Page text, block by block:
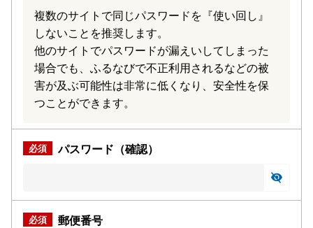
複数のサイトで同じパスワードを『使い回し』
しないことを推奨します。
他のサイトでパスワードが漏えいしてしまった
場合でも、ふるなびで不正利用されるなどの被
害が及ぶ可能性は非常に低くなり、安全性を保
つことができます。
パスワード（確認）
郵便番号